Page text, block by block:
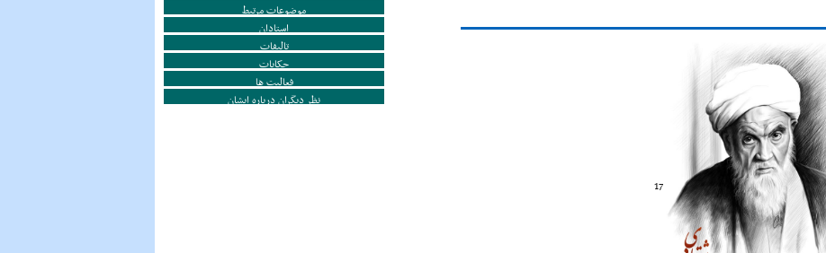
17
موضوعات مرتبط
استادان
تالیفات
حکایات
فعالیت ها
نظر دیگران درباره ایشان